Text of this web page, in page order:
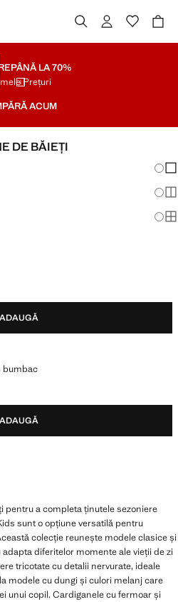
PÂNĂ LA 70%
Prețuri
ACUM
DE BĂIEȚI
ADAUGĂ
bumbac
100% BUMBAC
ADAUGĂ
pentru a completa ținutele sezoniere
sunt o opțiune versatilă pentru
colecție reunește modele clasice și
diferitelor momente ale vieții de zi
tricotate cu detalii nervurate, ideale
modele cu dungi și culori melanj care
unui copil. Cardiganele cu fermoar și